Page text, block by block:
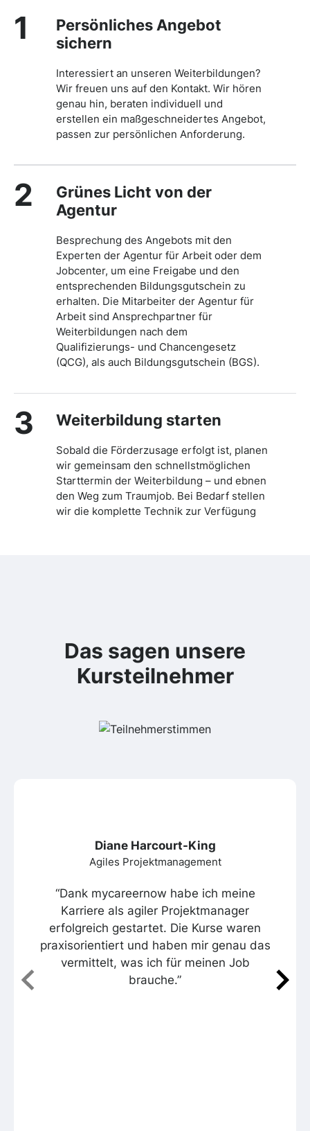
1
Persönliches Angebot
sichern
Interessiert an unseren Weiterbildungen?
Wir freuen uns auf den Kontakt. Wir hören
genau hin, beraten individuell und
erstellen ein maßgeschneidertes Angebot,
passen zur persönlichen Anforderung.
2
Grünes Licht von der
Agentur
Besprechung des Angebots mit den
Experten der Agentur für Arbeit oder dem
Jobcenter, um eine Freigabe und den
entsprechenden Bildungsgutschein zu
erhalten. Die Mitarbeiter der Agentur für
Arbeit sind Ansprechpartner für
Weiterbildungen nach dem
Qualifizierungs- und Chancengesetz
(QCG), als auch Bildungsgutschein (BGS).
3 Weiterbildung starten
Sobald die Förderzusage erfolgt ist, planen
wir gemeinsam den schnellstmöglichen
Starttermin der Weiterbildung – und ebnen
den Weg zum Traumjob. Bei Bedarf stellen
wir die komplette Technik zur Verfügung
Das sagen unsere
Kursteilnehmer
Diane Harcourt-King
Agiles Projektmanagement
“Dank mycareernow habe ich meine
Karriere als agiler Projektmanager
erfolgreich gestartet. Die Kurse waren
praxisorientiert und haben mir genau das
vermittelt, was ich für meinen Job
brauche.”